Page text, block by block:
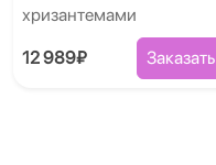
хризантемами
12 989₽ Заказать